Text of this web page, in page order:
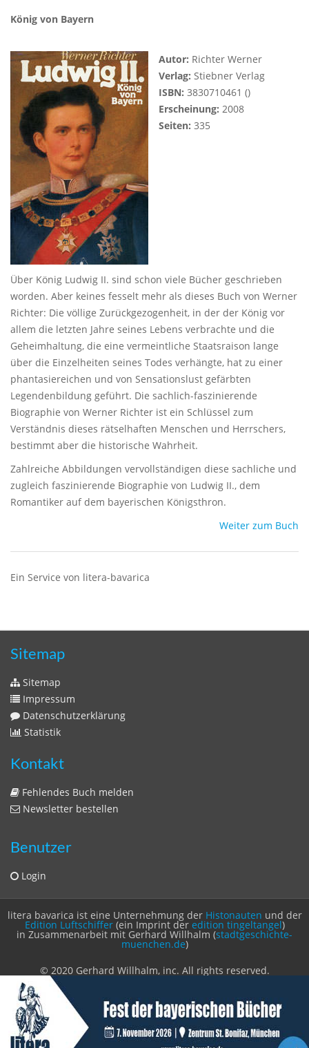
König von Bayern
Autor: Richter Werner
Verlag: Stiebner Verlag
ISBN: 3830710461 ()
Erscheinung: 2008
Seiten: 335
Über König Ludwig II. sind schon viele Bücher geschrieben
worden. Aber keines fesselt mehr als dieses Buch von Werner
Richter: Die völlige Zurückgezogenheit, in der der König vor
allem die letzten Jahre seines Lebens verbrachte und die
Geheimhaltung, die eine vermeintliche Staatsraison lange
über die Einzelheiten seines Todes verhängte, hat zu einer
phantasiereichen und von Sensationslust gefärbten
Legendenbildung geführt. Die sachlich-faszinierende
Biographie von Werner Richter ist ein Schlüssel zum
Verständnis dieses rätselhaften Menschen und Herrschers,
bestimmt aber die historische Wahrheit.
Zahlreiche Abbildungen vervollständigen diese sachliche und
zugleich faszinierende Biographie von Ludwig II., dem
Romantiker auf dem bayerischen Königsthron.
Weiter zum Buch
Ein Service von litera-bavarica
Sitemap
Sitemap
Impressum
Datenschutzerklärung
Statistik
Kontakt
Fehlendes Buch melden
Newsletter bestellen
Benutzer
Login
litera bavarica ist eine Unternehmung der Histonauten und der
Edition Luftschiffer(ein Imprint der edition tingeltangel)
in Zusammenarbeit mit Gerhard Willhalm (stadtgeschichte-
muenchen.de)
© 2020 Gerhard Willhalm, inc. All rights reserved.